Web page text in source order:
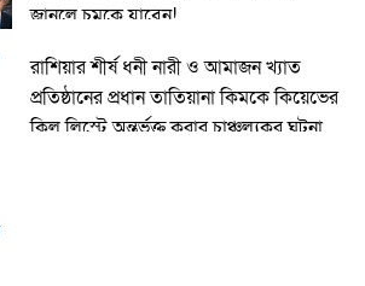
জানলে চমকে যাবেন!
রাশিয়ার শীর্ষ ধনী নারী ও আমাজন খ্যাত
প্রতিষ্ঠানের প্রধান তাতিয়ানা কিমকে কিয়েভের
কিল লিস্টে অন্তর্ভুক্ত করার চাঞ্চল্যকর ঘটনা